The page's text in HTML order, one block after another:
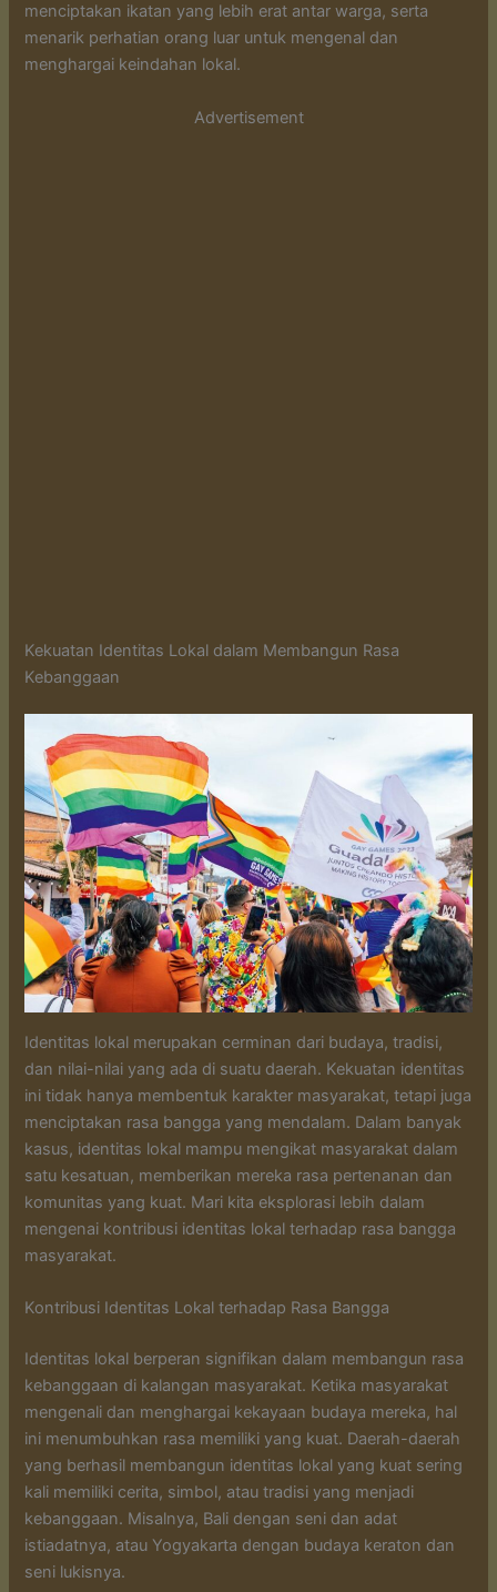
menciptakan ikatan yang lebih erat antar warga, serta
menarik perhatian orang luar untuk mengenal dan
menghargai keindahan lokal.
Advertisement
Kekuatan Identitas Lokal dalam Membangun Rasa
Kebanggaan
Identitas lokal merupakan cerminan dari budaya, tradisi,
dan nilai-nilai yang ada di suatu daerah. Kekuatan identitas
ini tidak hanya membentuk karakter masyarakat, tetapi juga
menciptakan rasa bangga yang mendalam. Dalam banyak
kasus, identitas lokal mampu mengikat masyarakat dalam
satu kesatuan, memberikan mereka rasa pertenanan dan
komunitas yang kuat. Mari kita eksplorasi lebih dalam
mengenai kontribusi identitas lokal terhadap rasa bangga
masyarakat.
Kontribusi Identitas Lokal terhadap Rasa Bangga
Identitas lokal berperan signifikan dalam membangun rasa
kebanggaan di kalangan masyarakat. Ketika masyarakat
mengenali dan menghargai kekayaan budaya mereka, hal
ini menumbuhkan rasa memiliki yang kuat. Daerah-daerah
yang berhasil membangun identitas lokal yang kuat sering
kali memiliki cerita, simbol, atau tradisi yang menjadi
kebanggaan. Misalnya, Bali dengan seni dan adat
istiadatnya, atau Yogyakarta dengan budaya keraton dan
seni lukisnya.